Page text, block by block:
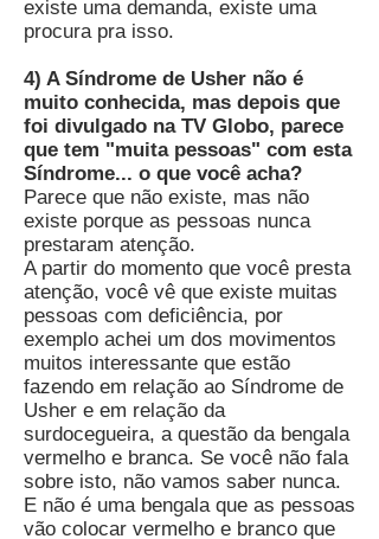
existe uma demanda, existe uma
procura pra isso.
4) A Síndrome de Usher não é
muito conhecida, mas depois que
foi divulgado na TV Globo, parece
que tem "muita pessoas" com esta
Síndrome... o que você acha?
Parece que não existe, mas não
existe porque as pessoas nunca
prestaram atenção.
A partir do momento que você presta
atenção, você vê que existe muitas
pessoas com deficiência, por
exemplo achei um dos movimentos
muitos interessante que estão
fazendo em relação ao Síndrome de
Usher e em relação da
surdocegueira, a questão da bengala
vermelho e branca. Se você não fala
sobre isto, não vamos saber nunca.
E não é uma bengala que as pessoas
vão colocar vermelho e branco que